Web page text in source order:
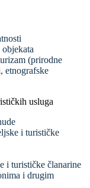
(prirodne
etnografske
usluga
i turističke
i turističke članarine
i drugim